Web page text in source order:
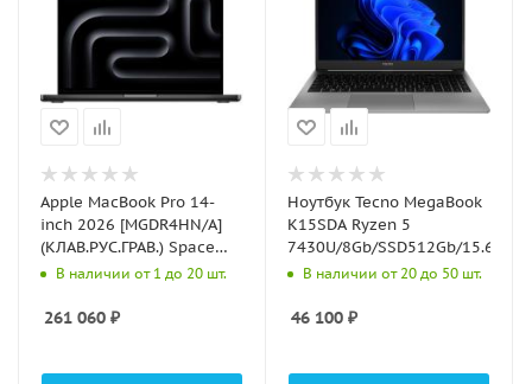
Apple MacBook Pro 14-
inch 2026 [MGDR4HN/A]
(КЛАВ.РУС.ГРАВ.) Space
Black 14.2" Liquid Retina
15C CPU 16C
В наличии от 1 до 20 шт.
261 060 ₽
Ноутбук Tecno MegaBook
K15SDA Ryzen 5
7430U/8Gb/SSD512Gb/15.6"/
В наличии от 20 до 50 шт.
46 100 ₽